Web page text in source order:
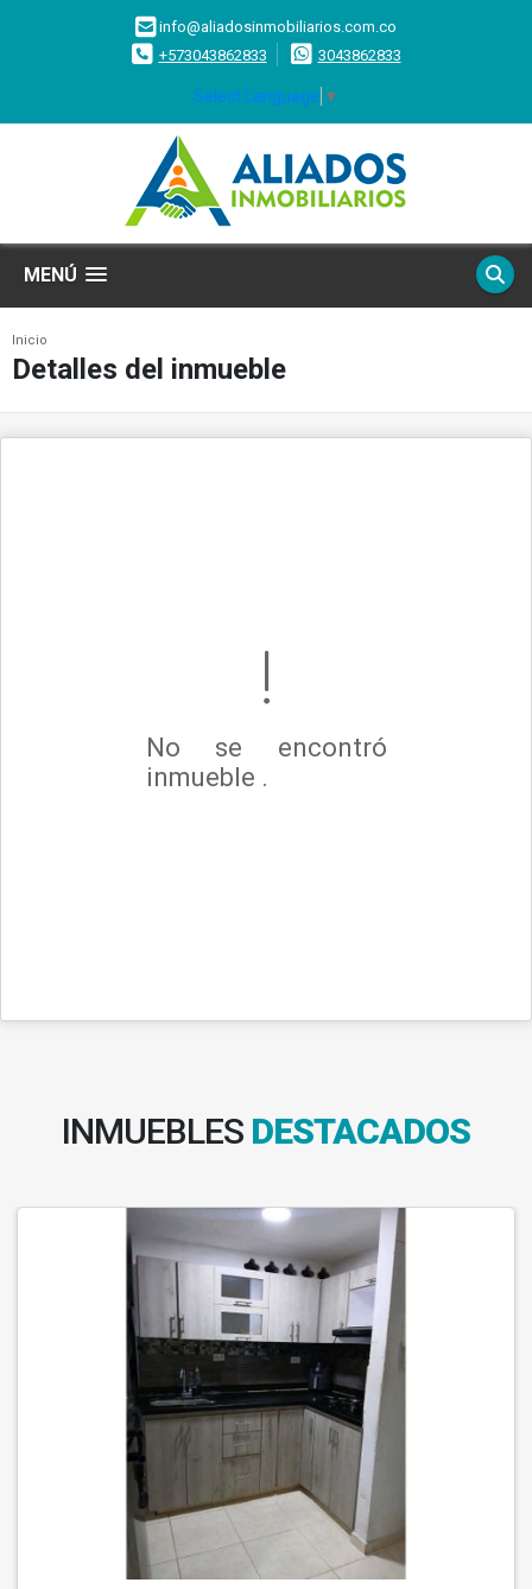
info@aliadosinmobiliarios.com.co
+573043862833
3043862833
Select Language ▼
MENÚ
Inicio
Detalles del inmueble
No se encontró
inmueble .
INMUEBLES DESTACADOS